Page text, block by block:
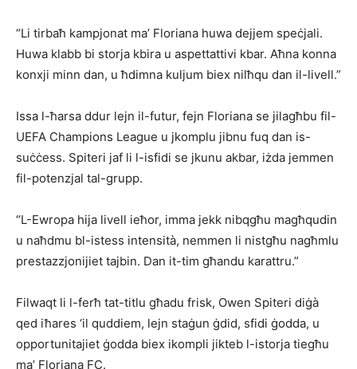
“Li tirbaħ kampjonat ma’ Floriana huwa dejjem speċjali.
Huwa klabb bi storja kbira u aspettattivi kbar. Aħna konna
konxji minn dan, u ħdimna kuljum biex nilħqu dan il-livell.”
Issa l-ħarsa ddur lejn il-futur, fejn Floriana se jilagħbu fil-
UEFA Champions League u jkomplu jibnu fuq dan is-
suċċess. Spiteri jaf li l-isfidi se jkunu akbar, iżda jemmen
fil-potenzjal tal-grupp.
“L-Ewropa hija livell ieħor, imma jekk nibqgħu magħqudin
u naħdmu bl-istess intensità, nemmen li nistgħu nagħmlu
prestazzjonijiet tajbin. Dan it-tim għandu karattru.”
Filwaqt li l-ferħ tat-titlu għadu frisk, Owen Spiteri diġà
qed iħares ‘il quddiem, lejn staġun ġdid, sfidi ġodda, u
opportunitajiet ġodda biex ikompli jikteb l-istorja tiegħu
ma’ Floriana FC.